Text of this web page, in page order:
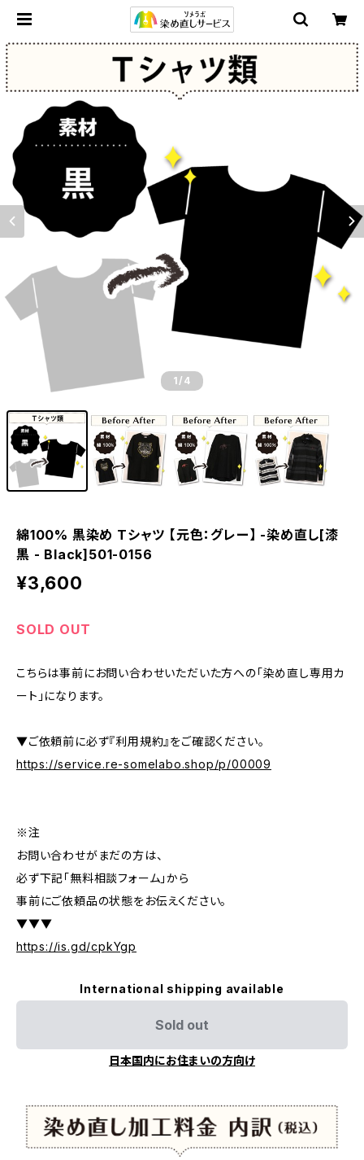
1 /4
綿100% 黒染め Tシャツ 【元色：グレー】 -染め直し[漆
黒 - Black]501-0156
¥3,600
SOLD OUT
こちらは事前にお問い合わせいただいた方への「染め直し専用カ
ート」になります。
▼ご依頼前に必ず『利用規約』をご確認ください。
https://service.re-somelabo.shop/p/00009
※注
お問い合わせがまだの方は、
必ず下記「無料相談フォーム」から
事前にご依頼品の状態をお伝えください。
▼▼▼
https://is.gd/cpkYgp
International shipping available
Sold out
日本国内にお住まいの方向け